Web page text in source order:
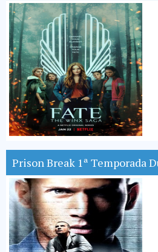
Prison Break 1ª Temporada